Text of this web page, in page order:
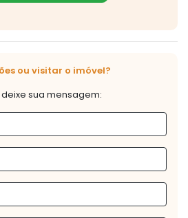
ou visitar o imóvel?
sua mensagem: